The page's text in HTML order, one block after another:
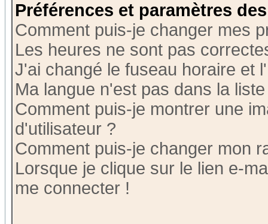
Préférences et paramètres
Comment puis-je changer mes
Les heures ne sont pas
J'ai changé le fuseau horaire et
Ma langue n'est pas dans la
Comment puis-je montrer une
d'utilisateur ?
Comment puis-je changer mon
Lorsque je clique sur le lien e-
me connecter !